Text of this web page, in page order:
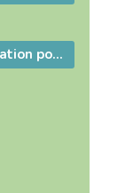
Le Sacrement de la Confirmation pour 25 jeunes à Coligny le 2 juin 2019